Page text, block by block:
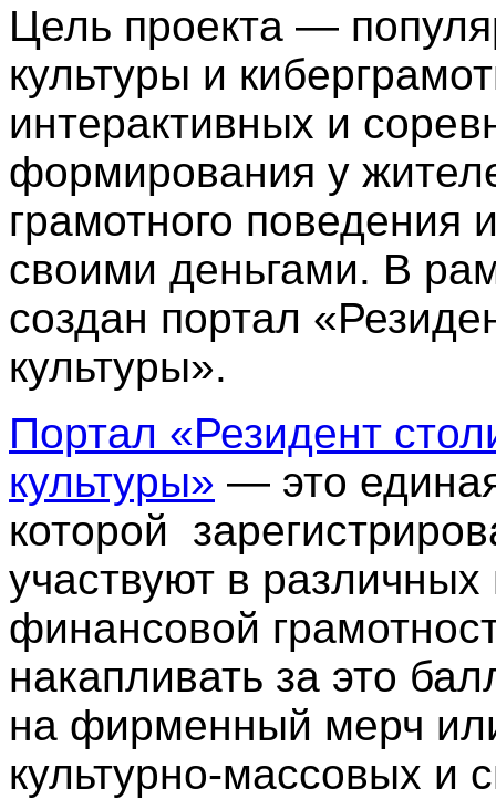
Цель проекта —
культуры и
интерактивных и
формирования у
грамотного поведения
своими деньгами. В
создан портал
культуры».
Портал «Резидент
культуры» — это
которой
участвуют в
финансовой
накапливать за это
на фирменный мерч
культурно-массовых и